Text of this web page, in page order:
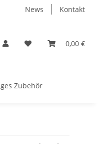
News Kontakt
0,00 €
Zubehör